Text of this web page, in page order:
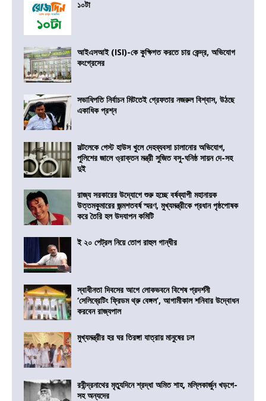
১০টা
আইএসআই (ISI)-কে কুক্ষিগত করতে চায় কেন্দ্র, অভিযোগ
কংগ্রেসের
সভাধিপতি নির্বাচন মিটতেই গ্রেফতার নজরুল বিশ্বাস, উঠছে
একাধিক প্রশ্ন
সল্টলেকে গেস্ট হাউস খুলে দেহব্যবসা চালানোর অভিযোগ,
পুলিশের জালে ও্রাক্তন মন্ত্রী সুজিত বসু-ঘনিষ্ঠ সায়ন দে-সহ
দুই
রাজ্য সরকারের উদ্যোগে শুরু হচ্ছে বর্ষব্যাপী মহানায়ক
উত্তমকুমারের জন্মশতবর্ষ স্মরণ, মুখ্যমন্ত্রীকে প্রধান পৃষ্ঠপোষক
করে তৈরি হল উদযাপন কমিটি
ই ২০ পেট্রল নিয়ে তোপ রাহুল গান্ধীর
স্বাধীনতা দিবসের আগে লোকভবনে বিশেষ প্রদর্শনী
‘সেলিব্রেটিং ফ্রিডম থ্রু বেঙ্গল’, আগামীকাল শনিবার উদ্বোধন
করবেন রাজ্যপাল
মুখ্যমন্ত্রীর হর ঘর তিরঙ্গা যাত্রায় মানুষের ঢল
রবীন্দ্রনাথের মৃত্যুদিনে শ্রদ্ধা অমিত শাহ, মল্লিকার্জুন খড়গে-
সহ অন্যদের